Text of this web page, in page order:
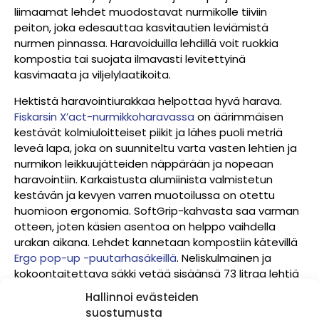
Hallinnoi evästeiden
suostumusta
liimaamat lehdet muodostavat nurmikolle tiiviin
peiton, joka edesauttaa kasvitautien leviämistä
nurmen pinnassa. Haravoiduilla lehdillä voit ruokkia
kompostia tai suojata ilmavasti levitettyinä
kasvimaata ja viljelylaatikoita.
Hektistä haravointiurakkaa helpottaa hyvä harava.
Fiskarsin X’act-nurmikkoharavassa on äärimmäisen
kestävät kolmiuloitteiset piikit ja lähes puoli metriä
leveä lapa, joka on suunniteltu varta vasten lehtien ja
nurmikon leikkuujätteiden näppärään ja nopeaan
haravointiin. Karkaistusta alumiinista valmistetun
kestävän ja kevyen varren muotoilussa on otettu
huomioon ergonomia. SoftGrip-kahvasta saa varman
otteen, joten käsien asentoa on helppo vaihdella
urakan aikana. Lehdet kannetaan kompostiin kätevillä
Ergo pop-up -puutarhasäkeillä. Neliskulmainen ja
kokoontaitettava säkki vetää sisäänsä 73 litraa lehtiä
ja muuta kasviperäistä jätettä.